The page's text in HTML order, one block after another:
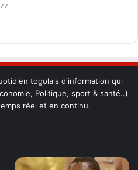
togolais d'information qui
Politique, sport & santé..)
réel et en continu.